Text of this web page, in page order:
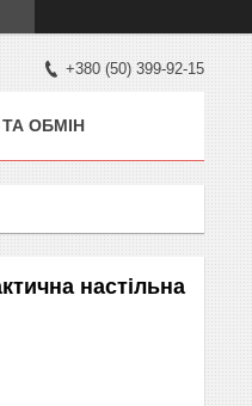
+380 (50) 399-92-15
ОБМІН
настільна